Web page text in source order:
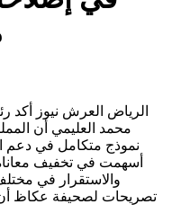
الرياض العرش نيوز أكد
محمد العليمي أن
نموذج متكامل في دعم
أسهمت في تخفيف
والاستقرار في
تصريحات لصحيفة عكاظ أن